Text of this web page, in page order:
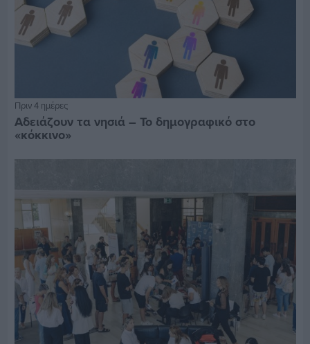
Πριν 4 ημέρες
Αδειάζουν τα νησιά – Το δημογραφικό στο
«κόκκινο»